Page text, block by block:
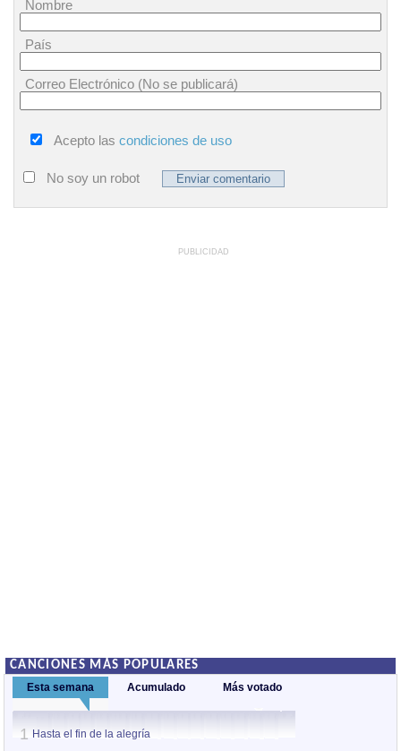
Nombre
País
Correo Electrónico (No se publicará)
Acepto las condiciones de uso
No soy un robot
PUBLICIDAD
CANCIONES MÁS POPULARES
Esta semana Acumulado Más votado
1 Hasta el fin de la alegría